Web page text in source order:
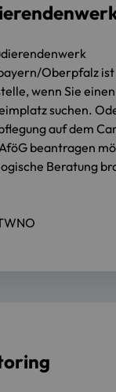
Oberpfalz ist
wenn Sie einen
suchen.
auf dem
beantragen
Beratung